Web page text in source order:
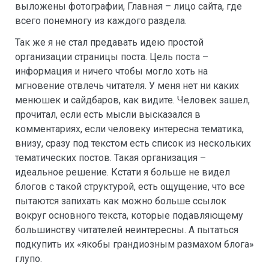
выложены фотографии, Главная – лицо сайта, где
всего понемногу из каждого раздела.
Так же я не стал предавать идею простой
организации страницы поста. Цель поста –
информация и ничего чтобы могло хоть на
мгновение отвлечь читателя. У меня нет ни каких
менюшек и сайдбаров, как видите. Человек зашел,
прочитал, если есть мысли высказался в
комментариях, если человеку интересна тематика,
внизу, сразу под текстом есть список из нескольких
тематических постов. Такая организация –
идеальное решение. Кстати я больше не видел
блогов с такой структурой, есть ощущение, что все
пытаются запихать как можно больше ссылок
вокруг основного текста, которые подавляющему
большинству читателей неинтересны. А пытаться
подкупить их «якобы грандиозным размахом блога»
глупо.